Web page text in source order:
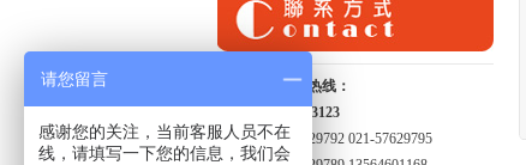
全国服务热线：
15821413123
021-57629792 021-57629795
请您留言
感谢您的关注，当前客服人员不在
线，请填写一下您的信息，我们会